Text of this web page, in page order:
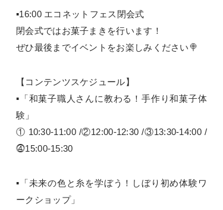
▪16:00 エコネットフェス閉会式
閉会式ではお菓子まきを行います！
ぜひ最後までイベントをお楽しみください🍭
【コンテンツスケジュール】
▪「和菓子職人さんに教わる！手作り和菓子体
験」
① 10:30-11:00 /②12:00-12:30 /③13:30-14:00 /
⓸15:00-15:30
▪「未来の色と糸を学ぼう！しぼり初め体験ワ
ークショップ」